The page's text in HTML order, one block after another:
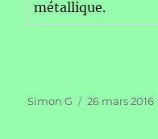
métallique.
Auteur
Simon G
Publié
26 mars 2016